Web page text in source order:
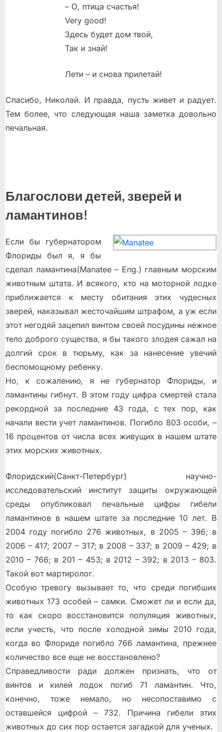
– О, птица счастья!
Very good!
Здесь будет дом твой,
Так и знай!
Лети – и снова прилетай!
Спасибо, Николай. И правда, пусть живет и радует.
Тем более, что следующая наша заметка довольно
печальная.
Благослови детей, зверей и
ламантинов!
Если бы губернатором
Флориды был я, я бы
сделал ламантина(Manatee – Eng.) главным морским
животным штата. И всякого, кто на моторной лодке
приближается к месту обитания этих чудесных
зверей, наказывал жесточайшим штрафом, а уж если
этот негодяй зацепил винтом своей посудины нежное
тело доброго существа, я бы такого злодея сажал на
долгий срок в тюрьму, как за нанесение увечий
беспомощному ребенку.
Но, к сожалению, я не губернатор Флориды, и
ламантины гибнут. В этом году цифра смертей стала
рекордной за последние 43 года, с тех пор, как
начали вести учет ламантинов. Погибло 803 особи, –
16 процентов от числа всех живущих в нашем штате
этих морских животных.
Флоридский(Санкт-Петербург) научно-
исследовательский институт защиты окружающей
среды опубликовал печальные цифры гибели
ламантинов в нашем штате за последние 10 лет. В
2004 году погибло 276 животных, в 2005 – 396; в
2006 – 417; 2007 – 317; в 2008 – 337; в 2009 – 429; в
2010 – 766; в 201 – 453; в 2012 – 392; в 2013 – 803.
Такой вот мартиролог.
Особую тревогу вызывает то, что среди погибших
животных 173 особей – самки. Сможет ли и если да,
то как скоро восстановится популяция животных,
если учесть, что после холодной зимы 2010 года,
когда во Флориде погибло 766 ламантина, прежнее
количество все еще не восстановлено?
Справедливости ради должен признать, что от
винтов и килей лодок погиб 71 ламантин. Что,
конечно, тоже немало, но несопоставимо с
оставшейся цифрой – 732. Причина гибели этих
животных до сих пор остается загадкой для ученых.